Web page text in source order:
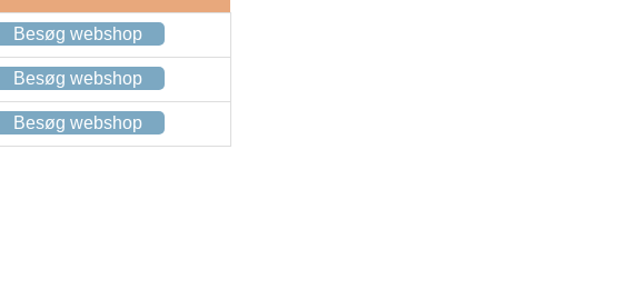
Besøg webshop
Besøg webshop
Besøg webshop